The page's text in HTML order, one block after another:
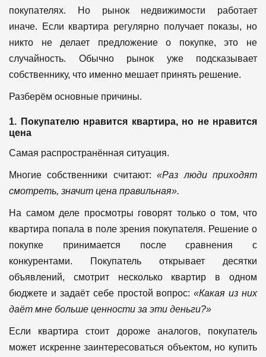
покупателях. Но рынок недвижимости работает
иначе.
Если квартира регулярно получает показы, но
никто не делает предложение о покупке, это не
случайность. Обычно рынок уже подсказывает
собственнику, что именно мешает принять решение.
Разберём основные причины.
1. Покупателю нравится квартира, но не нравится
цена
Самая распространённая ситуация.
Многие собственники считают:«Раз люди приходят
смотреть, значит цена правильная».
На самом деле просмотры говорят только о том, что
квартира попала в поле зрения покупателя. Решение о
покупке принимается после сравнения с
конкурентами.
Покупатель открывает десятки
объявлений, смотрит несколько квартир в одном
бюджете и задаёт себе простой вопрос:«Какая из них
даёт мне больше ценности за эти деньги?»
Если квартира стоит дороже аналогов, покупатель
может искренне заинтересоваться объектом, но купить